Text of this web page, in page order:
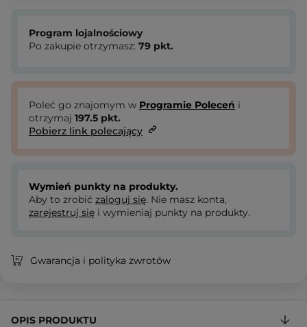
Program lojalnościowy
Po zakupie otrzymasz: 79 pkt.
Poleć go znajomym w Programie Poleceń i
otrzymaj 197.5 pkt.
Pobierz link polecający
Wymień punkty na produkty.
Aby to zrobić zaloguj się. Nie masz konta,
zarejestruj się i wymieniaj punkty na produkty.
Gwarancja i polityka zwrotów
OPIS PRODUKTU